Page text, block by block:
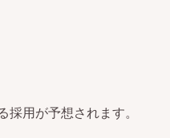
用が予想されます。